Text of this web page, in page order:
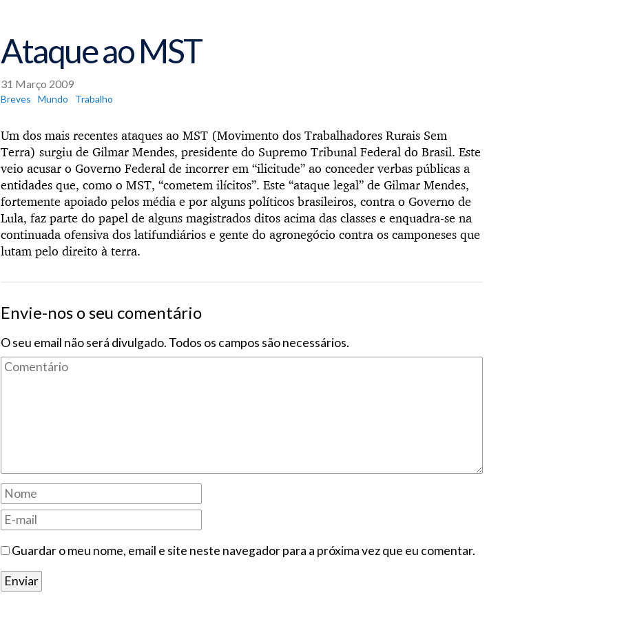
Ataque ao MST
31 Março 2009
Breves Mundo Trabalho
Um dos mais recentes ataques ao MST (Movimento dos Trabalhadores Rurais Sem
Terra) surgiu de Gilmar Mendes, presidente do Supremo Tribunal Federal do Brasil. Este
veio acusar o Governo Federal de incorrer em “ilicitude” ao conceder verbas públicas a
entidades que, como o MST, “cometem ilícitos”. Este “ataque legal” de Gilmar Mendes,
fortemente apoiado pelos média e por alguns políticos brasileiros, contra o Governo de
Lula, faz parte do papel de alguns magistrados ditos acima das classes e enquadra-se na
continuada ofensiva dos latifundiários e gente do agronegócio contra os camponeses que
lutam pelo direito à terra.
Envie-nos o seu comentário
O seu email não será divulgado. Todos os campos são necessários.
Guardar o meu nome, email e site neste navegador para a próxima vez que eu comentar.